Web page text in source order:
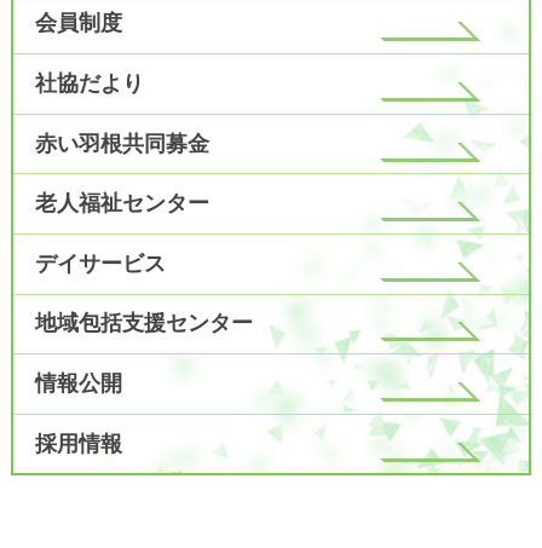
会員制度
社協だより
赤い羽根共同募金
老人福祉センター
デイサービス
地域包括支援センター
情報公開
採用情報